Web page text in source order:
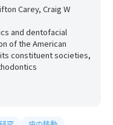
Carey, Craig W
and dentofacial
of the American
constituent societies,